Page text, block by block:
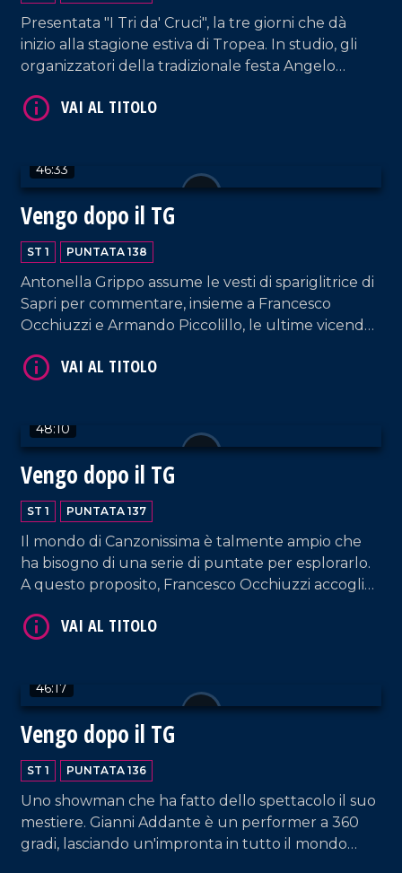
Presentata "I Tri da' Cruci", la tre giorni che dà
inizio alla stagione estiva di Tropea. In studio, gli
organizzatori della tradizionale festa Angelo
Cricelli, membri dell'omonima associazione storico-
46:33
Vengo dopo il TG
ST 1 PUNTATA 138
Antonella Grippo assume le vesti di spariglitrice di
Sapri per commentare, insieme a Francesco
Occhiuzzi e Armando Piccolillo, le ultime vicende
48:10
Vengo dopo il TG
ST 1 PUNTATA 137
Il mondo di Canzonissima è talmente ampio che
ha bisogno di una serie di puntate per esplorarlo.
A questo proposito, Francesco Occhiuzzi accoglie
Spazio anche a un'interessante intervista a
46:17
Vengo dopo il TG
ST 1 PUNTATA 136
Uno showman che ha fatto dello spettacolo il suo
mestiere. Gianni Addante è un performer a 360
gradi, lasciando un'impronta in tutto il mondo
VAI AL TITOLO
VAI AL TITOLO
VAI AL TITOLO